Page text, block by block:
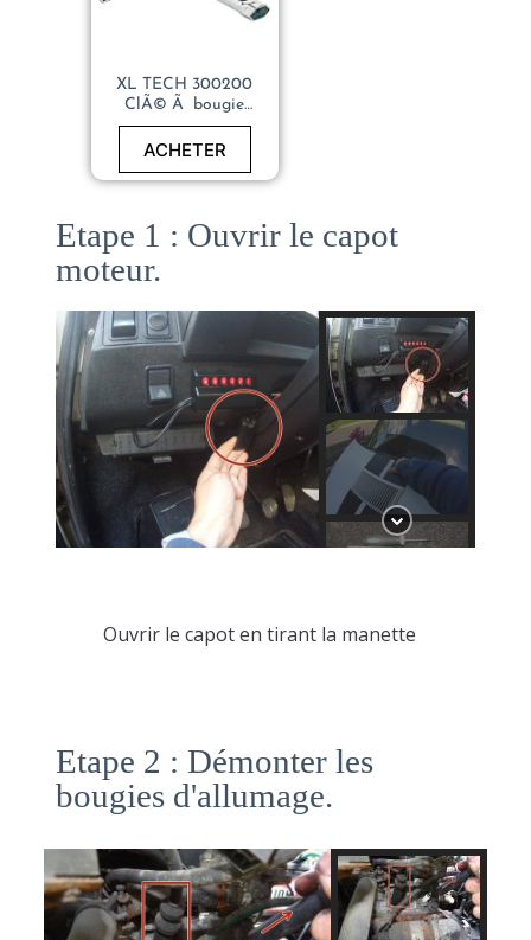
XL TECH 300200
ClÃ© Ã bougie
allumage mixte, pour
bougies essence 16mm
ACHETER
Etape 1 : Ouvrir le capot
moteur.
Ouvrir le capot en tirant la manette
Etape 2 : Démonter les
bougies d'allumage.